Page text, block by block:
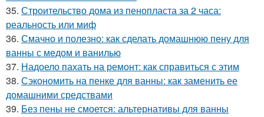
35. Строительство дома из пенопласта за 2 часа:
реальность или миф
36. Смачно и полезно: как сделать домашнюю пену для
ванны с медом и ванилью
37. Надоело пахать на ремонт: как справиться с этим
38. Сэкономить на пенке для ванны: как заменить ее
домашними средствами
39. Без пены не смоется: альтернативы для ванны